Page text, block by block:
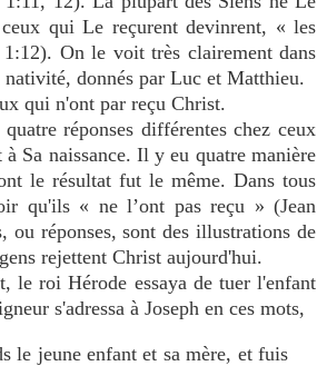
qui Le reçurent devinrent, « les
On le voit très clairement dans
donnés par Luc et Matthieu.
qui n'ont par reçu Christ.
réponses différentes chez ceux
Sa naissance. Il y eu quatre manière
le résultat fut le même. Dans tous
qu'ils « ne l’ont pas reçu » (Jean
ou réponses, sont des illustrations de
rejettent Christ aujourd'hui.
le roi Hérode essaya de tuer l'enfant
s'adressa à Joseph en ces mots,
le jeune enfant et sa mère, et fuis